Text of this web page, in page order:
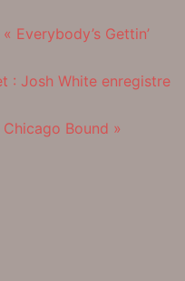
Everybody’s Gettin’
: Josh White enregistre
Bound »